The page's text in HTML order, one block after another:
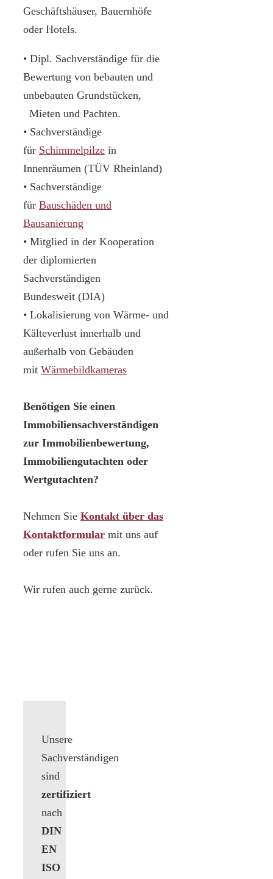
Geschäftshäuser, Bauernhöfe
oder Hotels.
• Dipl. Sachverständige für die
Bewertung von bebauten und
unbebauten Grundstücken,
Mieten und Pachten.
• Sachverständige
für Schimmelpilze in
Innenräumen (TÜV Rheinland)
• Sachverständige
für Bauschäden und
Bausanierung
• Mitglied in der Kooperation
der diplomierten
Sachverständigen
Bundesweit (DIA)
• Lokalisierung von Wärme- und
Kälteverlust innerhalb und
außerhalb von Gebäuden
mit Wärmebildkameras
Benötigen Sie einen
Immobiliensachverständigen
zur Immobilienbewertung,
Immobiliengutachten oder
Wertgutachten?
Nehmen Sie Kontakt über das
Kontaktformular mit uns auf
oder rufen Sie uns an.
Wir rufen auch gerne zurück.
Unsere
Sachverständigen
sind
zertifiziert
nach
DIN
EN
ISO